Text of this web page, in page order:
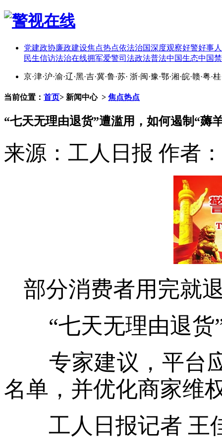
党建政协廉政建设焦点热点依法治国深度观察好警好事
民生信访法治在线拥军爱警司法政法普法中国生态中国
京·津·沪·渝·辽·黑·吉·冀·鲁·苏· 浙·闽·豫·鄂·湘·皖·赣·粤·桂
当前位置： 首页> 新闻中心 > 焦点热点
“七天无理由退货”遭滥用，如何遏制“薅
来源：工人日报 作者：
部分消费者用完就
“七天无理由退货”
专家建议，平台应
名单，并优化商家维
工人日报记者 王